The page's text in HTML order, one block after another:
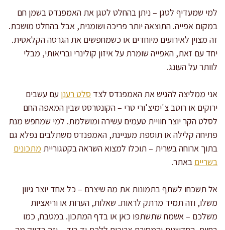
למי שמעדיף לטגן – ניתן בהחלט לטגן את האמפנדס בשמן חם
במקום אפייה. התוצאה יותר פריכה ושומנית, אבל בהחלט מושכת.
זה מצוין לאירועים מיוחדים או כשמחפשים את הגרסה הקלאסית.
יחד עם זאת, האפייה שומרת על איזון קולינרי ובריאותי, מבלי
לוותר על העונג.
אני ממליצה להגיש את האמפנדס לצד סלט רענן עם עשבים
ירוקים או רוטב צ'ימיצ'ורי טרי – הקונטרסט שבין המאפה החם
לסלט הקר יוצר חוויית טעמים עשירה ומושלמת. למי שמחפש מנת
פתיחה קלילה או תוספת מעניינת, האמפנדס משתלבים נפלא גם
בתוך ארוחה בשרית – תוכלו למצוא השראה בקטגוריית מתכונים
בשריים באתר.
אל תשכחו לשתף בתמונות את מה שיצרם – כל אחד יוצר גיוון
משלו, וזה תמיד מרתק לראות. שאלות, הערות או וריאציות
משלכם – אשמח שתשתפו כאן או בדף המתכון. במטבח, כמו